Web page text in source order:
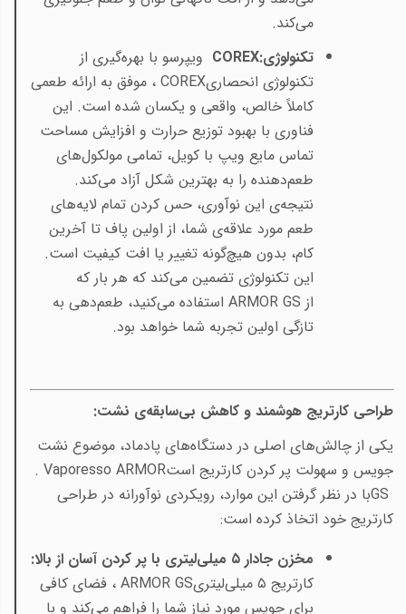
می‌کند.
تکنولوژیCOREX: ویپرسو با بهره‌گیری از
تکنولوژی انحصاریCOREX ، موفق به ارائه طعمی
کاملاً خالص، واقعی و یکسان شده است. این
فناوری با بهبود توزیع حرارت و افزایش مساحت
تماس مایع ویپ با کویل، تمامی مولکول‌های
طعم‌دهنده را به بهترین شکل آزاد می‌کند.
نتیجه‌ی این نوآوری، حس کردن تمام لایه‌های
طعم مورد علاقه‌ی شما، از اولین پاف تا آخرین
کام، بدون هیچ‌گونه تغییر یا افت کیفیت است.
این تکنولوژی تضمین می‌کند که هر بار که
ازARMOR GS استفاده می‌کنید، طعم‌دهی به
تازگی اولین تجربه شما خواهد بود.
طراحی کارتریج هوشمند و کاهش بی‌سابقه‌ی نشت:
یکی از چالش‌های اصلی در دستگاه‌های پادماد، موضوع نشت
جویس و سهولت پر کردن کارتریج است. Vaporesso ARMOR
GSبا در نظر گرفتن این موارد، رویکردی نوآورانه در طراحی
کارتریج خود اتخاذ کرده است:
مخزن جادار ۵ میلی‌لیتری با پر کردن آسان از بالا
:
کارتریج ۵ میلی‌لیتری
ARMOR GS ، فضای کافی
برای جویس مورد نیاز شما را فراهم می‌کند و با